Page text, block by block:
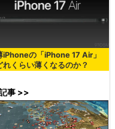
iPhoneの「iPhone 17 Air」
れくらい薄くなるのか？
事 >>